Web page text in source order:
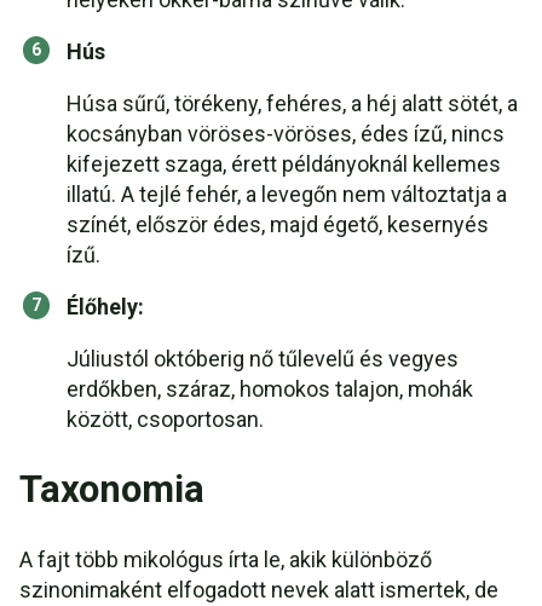
Hús
Húsa sűrű, törékeny, fehéres, a héj alatt sötét, a
kocsányban vöröses-vöröses, édes ízű, nincs
kifejezett szaga, érett példányoknál kellemes
illatú. A tejlé fehér, a levegőn nem változtatja a
színét, először édes, majd égető, kesernyés
ízű.
Élőhely:
Júliustól októberig nő tűlevelű és vegyes
erdőkben, száraz, homokos talajon, mohák
között, csoportosan.
Taxonomia
A fajt több mikológus írta le, akik különböző
szinonimaként elfogadott nevek alatt ismertek, de